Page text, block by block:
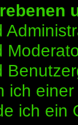
ich
ich ein